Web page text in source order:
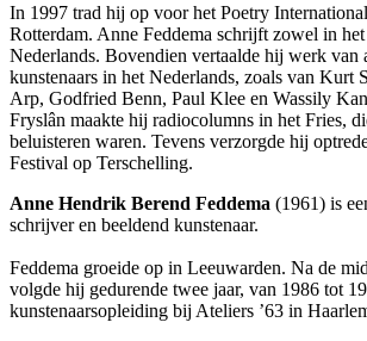
In 1997 trad hij op voor het Poetry
Rotterdam. Anne Feddema schrijft zowel in
Nederlands. Bovendien vertaalde hij werk van
kunstenaars in het Nederlands, zoals van Kurt
Arp, Godfried Benn, Paul Klee en Wassily
Fryslân maakte hij radiocolumns in het Fries,
beluisteren waren. Tevens verzorgde hij
Festival op Terschelling.
Anne Hendrik Berend Feddema (1961) is
schrijver en beeldend kunstenaar.
Feddema groeide op in Leeuwarden. Na de
volgde hij gedurende twee jaar, van 1986 tot
kunstenaarsopleiding bij Ateliers ’63 in